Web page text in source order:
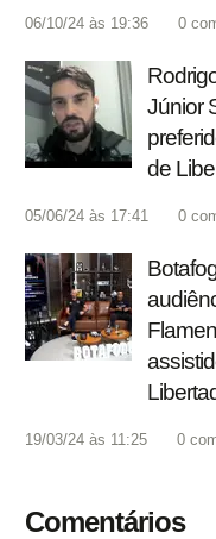
06/10/24 às 19:36 0
Júnior
de
05/06/24 às 17:41 0
19/03/24 às 11:25 0
Comentários